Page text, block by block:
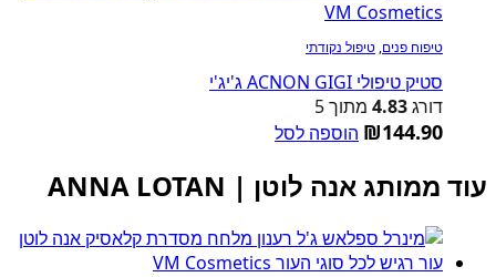
טיפוח פנים, טיפול נקודתי
סטיק טיפולי ACNON GIGI ג'יג'י
דורג4.83 מתוך 5
₪144.90 הוספה לסל
עוד ממותג אנה לוטן | ANNA LOTAN